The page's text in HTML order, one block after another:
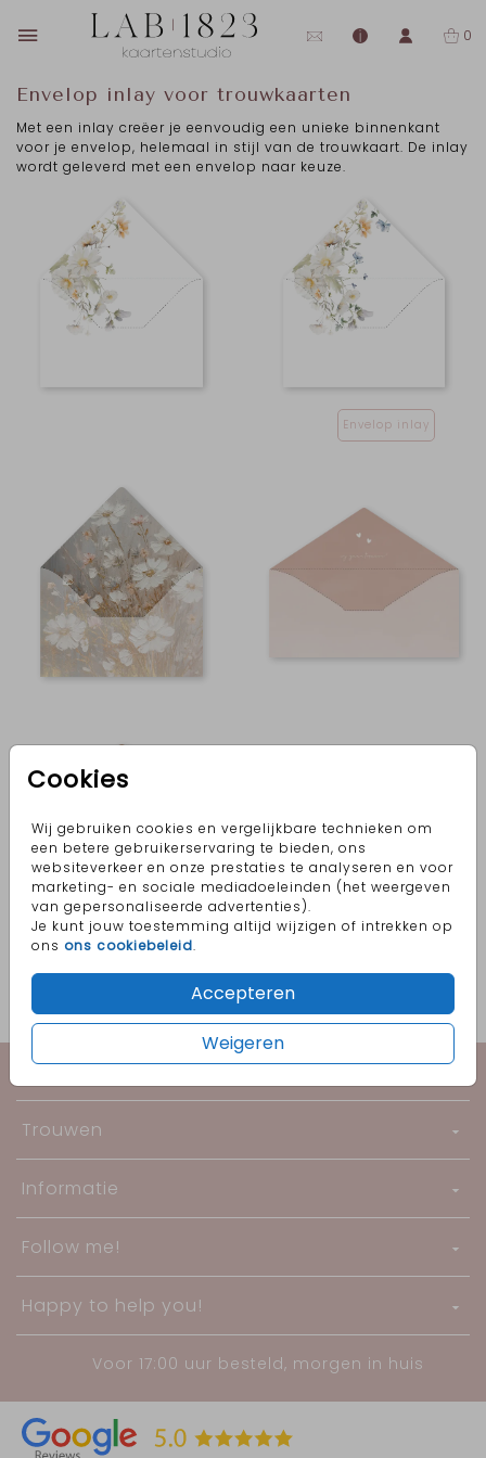
0
Cookies
Wij gebruiken cookies en vergelijkbare technieken om
een betere gebruikerservaring te bieden, ons
websiteverkeer en onze prestaties te analyseren en voor
marketing- en sociale mediadoeleinden (het weergeven
van gepersonaliseerde advertenties).
Je kunt jouw toestemming altijd wijzigen of intrekken op
ons ons cookiebeleid.
Accepteren
Weigeren
Envelop inlay voor trouwkaarten
Met een inlay creëer je eenvoudig een unieke binnenkant
voor je envelop, helemaal in stijl van de trouwkaart. De inlay
wordt geleverd met een envelop naar keuze.
Envelop inlay
Geboorte
Trouwen
Informatie
Follow me!
Happy to help you!
Voor 17:00 uur besteld, morgen in huis